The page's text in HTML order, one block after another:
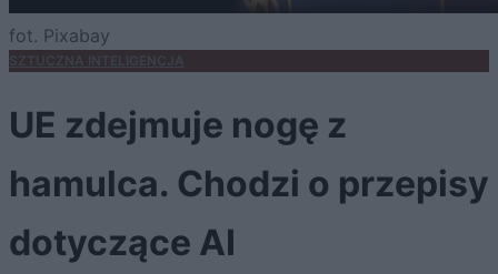
fot. Pixabay
SZTUCZNA INTELIGENCJA
UE zdejmuje nogę z
hamulca. Chodzi o przepisy
dotyczące AI